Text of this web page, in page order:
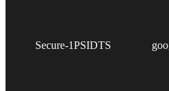
Secure-1PSIDTS